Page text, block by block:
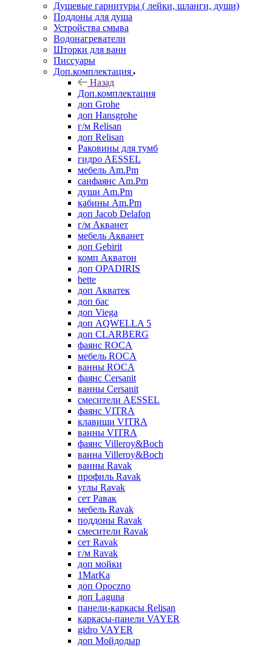
Душевые гарнитуры ( лейки, шланги, души)
Поддоны для душа
Устройства смыва
Водонагреватели
Шторки для ванн
Писсуары
Доп.комплектация
Назад
Доп.комплектация
доп Grohe
доп Hansgrohe
г/м Relisan
доп Relisan
Раковины для тумб
гидро AESSEL
мебель Am.Pm
санфаянс Am.Pm
души Am.Pm
кабины Am.Pm
доп Jacob Delafon
г/м Акванет
мебель Акванет
доп Gebirit
комп Акватон
доп OPADIRIS
bette
доп Акватек
доп бас
доп Viega
доп AQWELLA 5
доп CLARBERG
фаянс ROCA
мебель ROCA
ванны ROCA
фаянс Cersanit
ванны Cersanit
смесители AESSEL
фаянс VITRA
клавиши VITRA
ванны VITRA
фаянс Villeroy&Boch
ванна Villeroy&Boch
ванны Ravak
профиль Ravak
углы Ravak
сет Равак
мебель Ravak
поддоны Ravak
смесители Ravak
сет Ravak
г/м Ravak
доп мойки
1MarKa
доп Opoczno
доп Laguna
панели-каркасы Relisan
каркасы-панели VAYER
gidro VAYER
доп Мойдодыр